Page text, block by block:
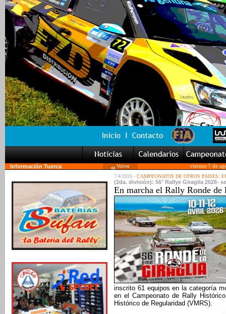
Información Tuerca Volver
viernes 7 de
7/4/2026 - CAMPEONATOS DE OTROS PAISES:
(2da. división): 56° Rallye Giraglia 2026-
En marcha el Rally Ronde
inscrito 61 equipos en la categoría
en el Campeonato de Rally
Histórico de Regularidad (VMRS).